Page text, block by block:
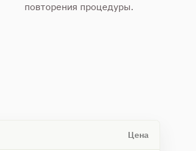
повторения процедуры.
Цена